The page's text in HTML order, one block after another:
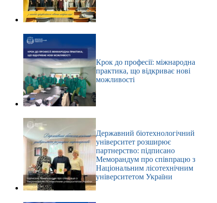
Крок до професії: міжнародна
практика, що відкриває нові
можливості
Державний біотехнологічний
університет розширює
партнерство: підписано
Меморандум про співпрацю з
Національним лісотехнічним
університетом України